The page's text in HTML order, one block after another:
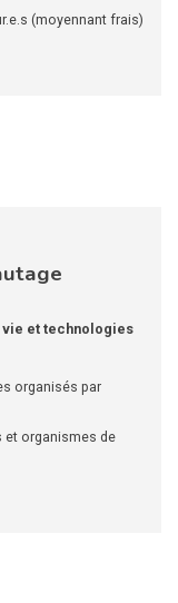
(moyennant frais)
vie et technologies
organisés par
et organismes de